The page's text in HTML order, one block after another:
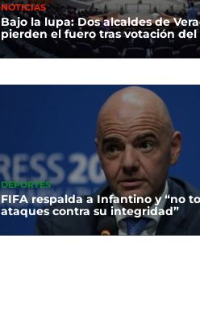
NOTICIAS
Bajo la lupa: Dos alcaldes de
pierden el fuero tras votación del
DEPORTES
FIFA respalda a Infantino y “no
ataques contra su integridad”